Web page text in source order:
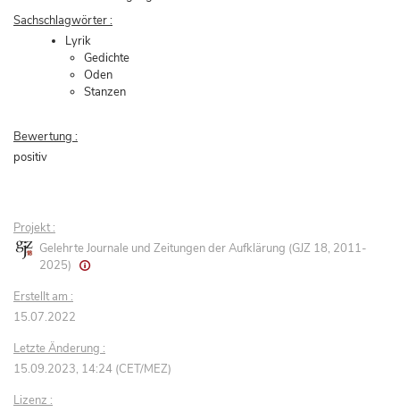
Sachschlagwörter :
Lyrik
Gedichte
Oden
Stanzen
Bewertung :
positiv
Projekt :
Gelehrte Journale und Zeitungen der Aufklärung (GJZ 18, 2011-
2025)
Erstellt am :
15.07.2022
Letzte Änderung :
15.09.2023, 14:24 (CET/MEZ)
Lizenz :